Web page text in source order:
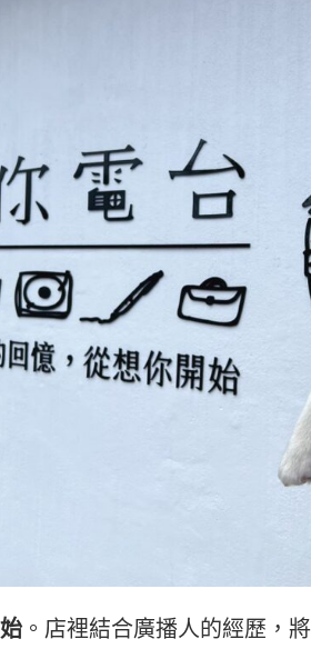
。店裡結合廣播人的經歷，